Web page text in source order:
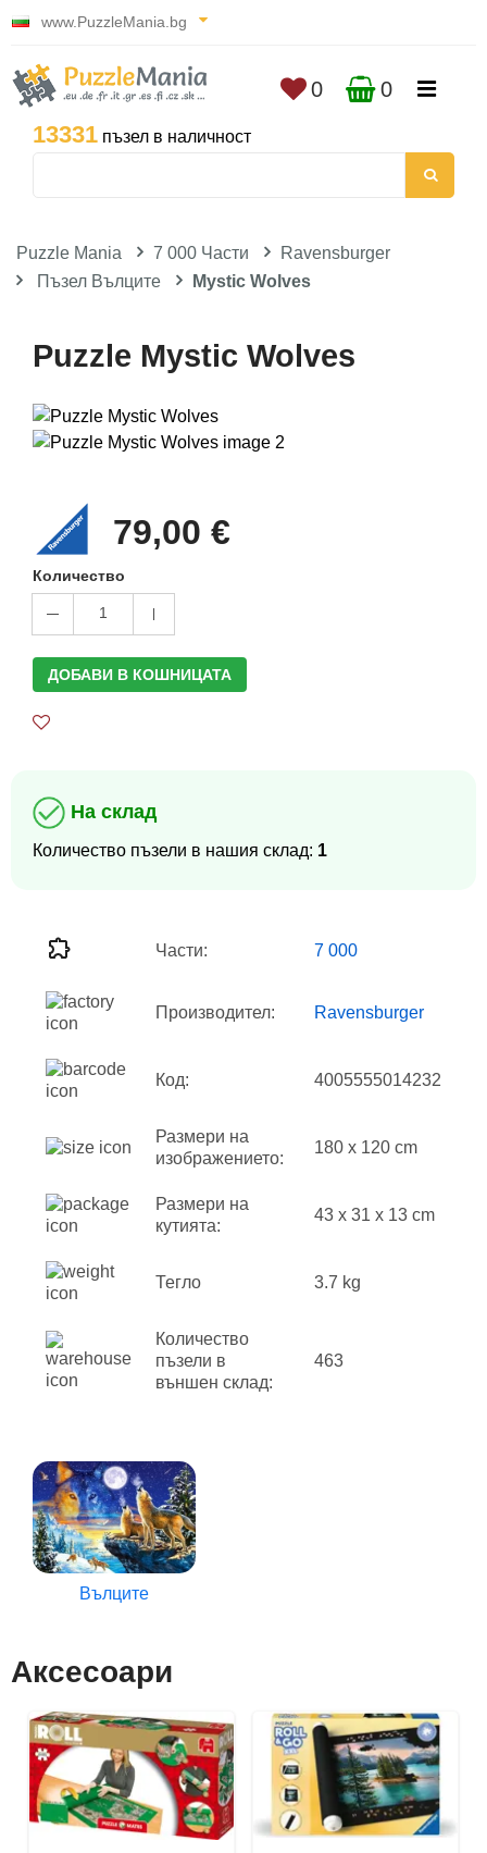
www.PuzzleMania.bg
13331 пъзел в наличност
0 0
Puzzle Mania 7 000 Части
Ravensburger
Пъзел Вълците
Mystic Wolves
Puzzle Mystic Wolves
79,00 €
Количество
1
ДОБАВИ В КОШНИЦАТА
На склад
Количество пъзели в нашия склад: 1
Части: 7 000
Производител: Ravensburger
Код: 4005555014232
Размери на
изображението:
180 x 120 cm
Размери на
кутията:
43 x 31 x 13 cm
Тегло 3.7 kg
Количество
пъзели в
външен склад:
463
Вълците
Аксесоари